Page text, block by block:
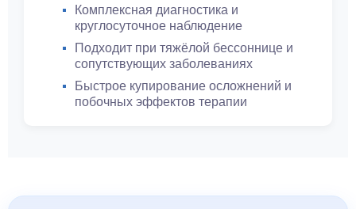
Комплексная диагностика и
круглосуточное наблюдение
Подходит при тяжёлой бессоннице и
сопутствующих заболеваниях
Быстрое купирование осложнений и
побочных эффектов терапии